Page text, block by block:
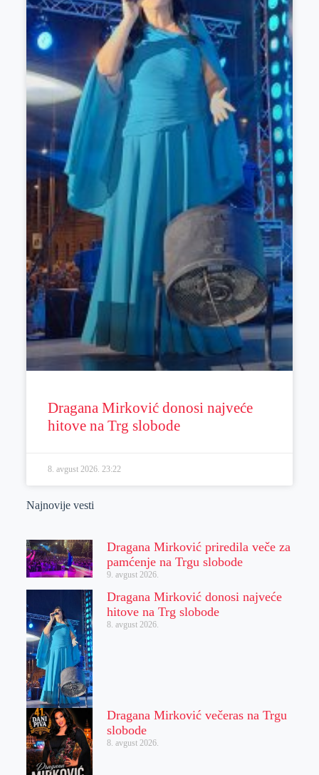
Dragana Mirković donosi najveće
hitove na Trg slobode
8. avgust 2026. 23:22
Najnovije vesti
Dragana Mirković priredila veče za
pamćenje na Trgu slobode
9. avgust 2026.
Dragana Mirković donosi najveće
hitove na Trg slobode
8. avgust 2026.
Dragana Mirković večeras na Trgu
slobode
8. avgust 2026.